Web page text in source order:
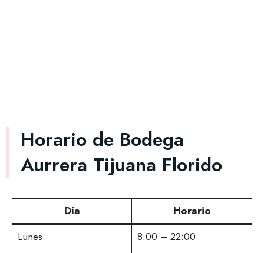
Horario de Bodega
Aurrera Tijuana Florido
Día
Horario
Lunes
8:00 – 22:00